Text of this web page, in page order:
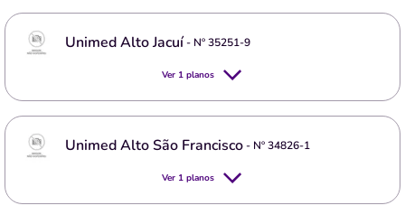
Unimed Alto Jacuí- Nº35251-9
Ver 1 planos
Unimed Alto São Francisco- Nº34826-1
Ver 1 planos